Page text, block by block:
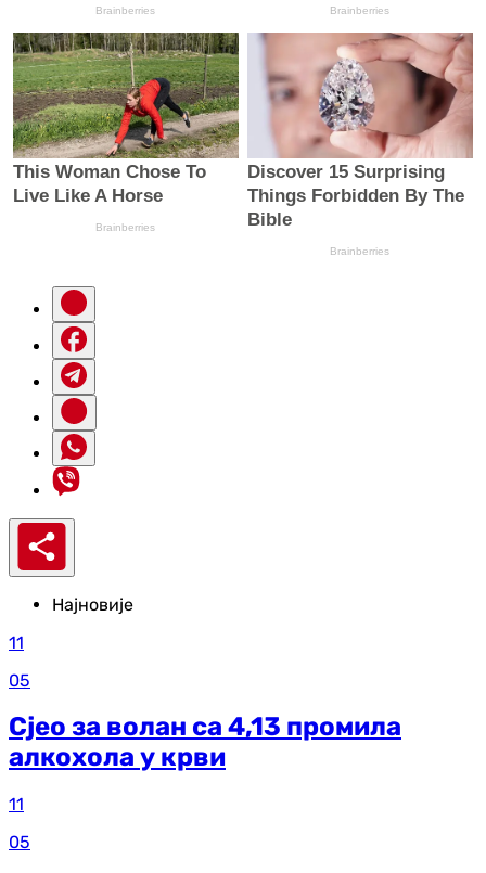
Најновије
11
05
Сјео за волан са 4,13 промила
алкохола у крви
11
05